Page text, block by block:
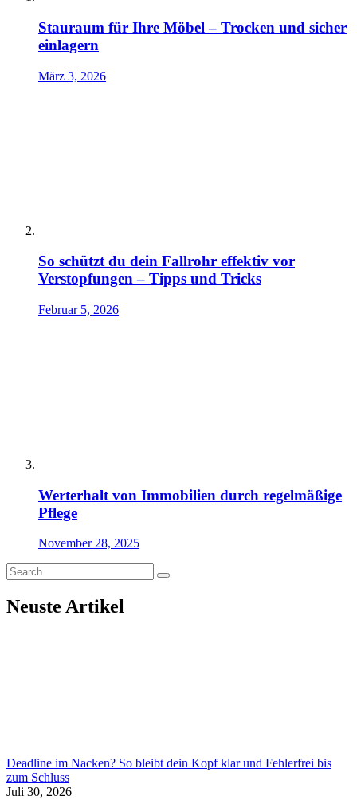
Stauraum für Ihre Möbel – Trocken und sicher
einlagern
März 3, 2026
So schützt du dein Fallrohr effektiv vor
Verstopfungen – Tipps und Tricks
Februar 5, 2026
Werterhalt von Immobilien durch regelmäßige
Pflege
November 28, 2025
Neuste Artikel
Deadline im Nacken? So bleibt dein Kopf klar und Fehlerfrei bis
zum Schluss
Juli 30, 2026